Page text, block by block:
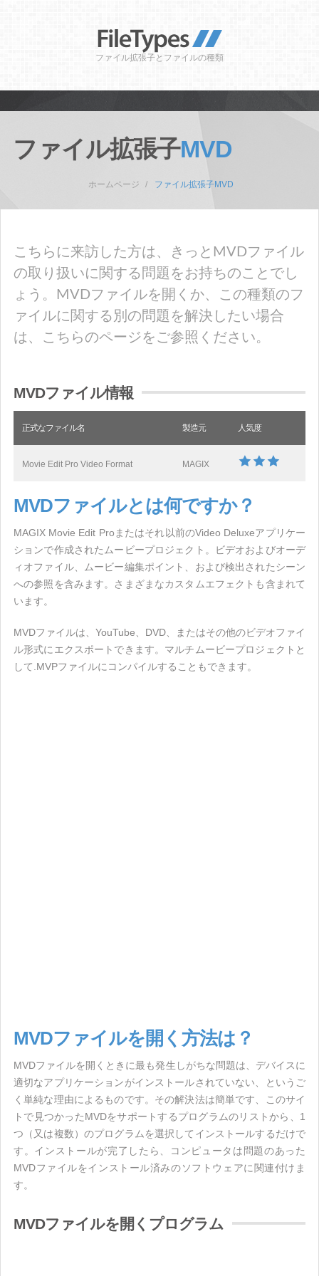
ファイル拡張子とファイルの種類
ファイル拡張子MVD
ホームページ ファイル拡張子MVD
こちらに来訪した方は、きっとMVDファイル
の取り扱いに関する問題をお持ちのことでし
ょう。MVDファイルを開くか、この種類のフ
ァイルに関する別の問題を解決したい場合
は、こちらのページをご参照ください。
MVDファイル情報
正式なファイル名 製造元 人気度
Movie Edit Pro Video Format MAGIX
MVDファイルとは何ですか？
MAGIX Movie Edit Proまたはそれ以前のVideo Deluxeアプリケー
ションで作成されたムービープロジェクト。ビデオおよびオーデ
ィオファイル、ムービー編集ポイント、および検出されたシーン
への参照を含みます。さまざまなカスタムエフェクトも含まれて
います。
MVDファイルは、YouTube、DVD、またはその他のビデオファイ
ル形式にエクスポートできます。マルチムービープロジェクトと
して.MVPファイルにコンパイルすることもできます。
MVDファイルを開く方法は？
MVDファイルを開くときに最も発生しがちな問題は、デバイスに
適切なアプリケーションがインストールされていない、というご
く単純な理由によるものです。その解決法は簡単です、このサイ
トで見つかったMVDをサポートするプログラムのリストから、1
つ（又は複数）のプログラムを選択してインストールするだけで
す。インストールが完了したら、コンピュータは問題のあった
MVDファイルをインストール済みのソフトウェアに関連付けま
す。
MVDファイルを開くプログラム